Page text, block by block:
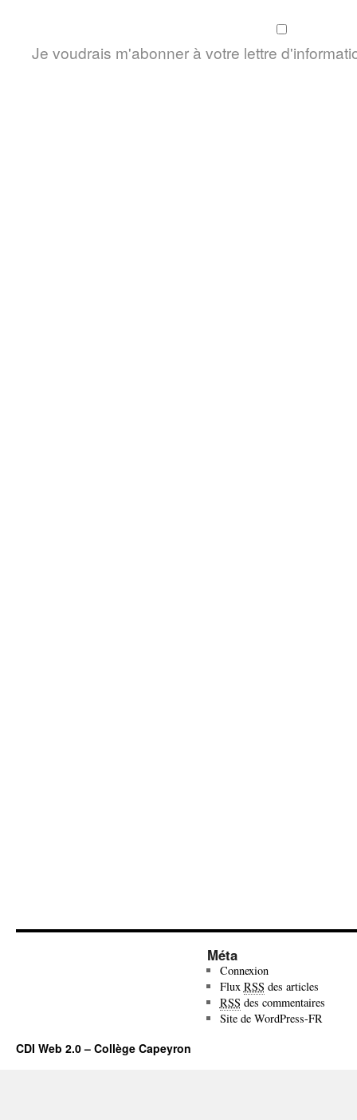
Je voudrais m'abonner à votre lettre
Méta
Connexion
Flux RSS des articles
RSS des commentaires
Site de WordPress-FR
CDI Web 2.0 – Collège Capeyron